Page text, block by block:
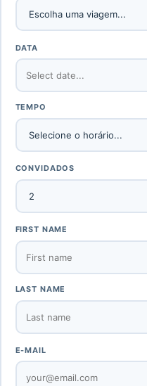
DATA
TEMPO
CONVIDADOS
FIRST NAME
LAST NAME
E-MAIL